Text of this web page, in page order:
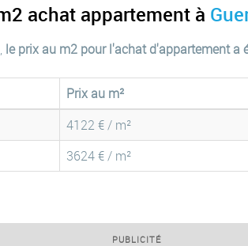
achat appartement à
le prix au m2 pour l'achat d'appartement a
Prix au m²
4122 € / m²
3624 € / m²
PUBLICITÉ